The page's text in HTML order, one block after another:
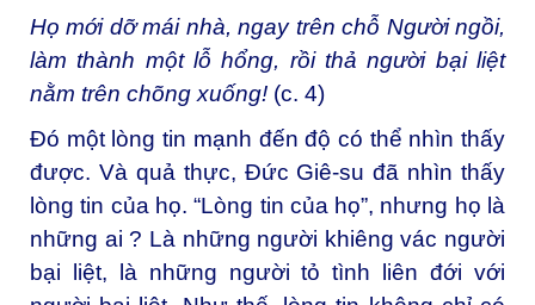
Họ mới dỡ mái nhà, ngay trên chỗ Người ngồi,
làm thành một lỗ hổng, rồi thả người bại liệt
nằm trên chõng xuống! (c. 4)
Đó một lòng tin mạnh đến độ có thể nhìn thấy
được. Và quả thực, Đức Giê-su đã nhìn thấy
lòng tin của họ. “Lòng tin của họ”, nhưng họ là
những ai ? Là những người khiêng vác người
bại liệt, là những người tỏ tình liên đới với